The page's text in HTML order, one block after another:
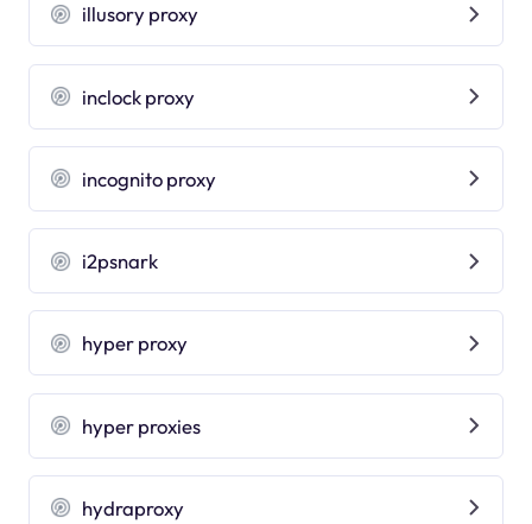
illusory proxy
inclock proxy
incognito proxy
i2psnark
hyper proxy
hyper proxies
hydraproxy